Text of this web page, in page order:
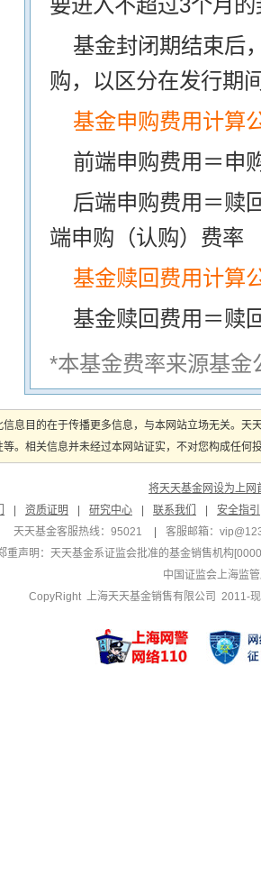
要进入不超过3个月
基金封闭期结束后
购，以区分在发行期
基金申购费用计算
前端申购费用＝申
后端申购费用＝赎
端申购（认购）费率
基金赎回费用计算
基金赎回费用＝赎
*本基金费率来源基
息目的在于传播更多信息，与本网站立场无关。
。相关信息并未经过本网站证实，不对您构成任
将天天基金网设为上网
资质证明 研究中心 联系我们
安全指引
天天基金客服热线：95021
客服邮箱：
重声明： 天天基金系证监会批准的基金销售机构
中国证监会上海监
CopyRight 上海天天基金销售有限公司 2011-